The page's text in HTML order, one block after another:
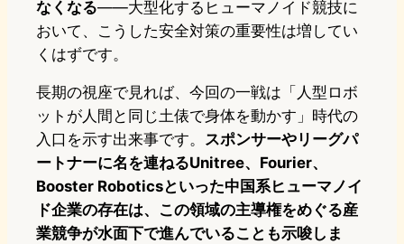
なくなる——大型化するヒューマノイド競技に
おいて、こうした安全対策の重要性は増してい
くはずです。
長期の視座で見れば、今回の一戦は「人型ロボ
ットが人間と同じ土俵で身体を動かす」時代の
入口を示す出来事です。 スポンサーやリーグパ
ートナーに名を連ねるUnitree、Fourier、
Booster Roboticsといった中国系ヒューマノイ
ド企業の存在は、この領域の主導権をめぐる産
業競争が水面下で進んでいることも示唆しま